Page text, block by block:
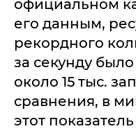
официальном
его данным,
рекордного
за секунду
около 15 тыс.
сравнения, в
этот